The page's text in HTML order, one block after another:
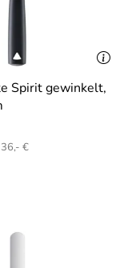
Spirit gewinkelt,
€